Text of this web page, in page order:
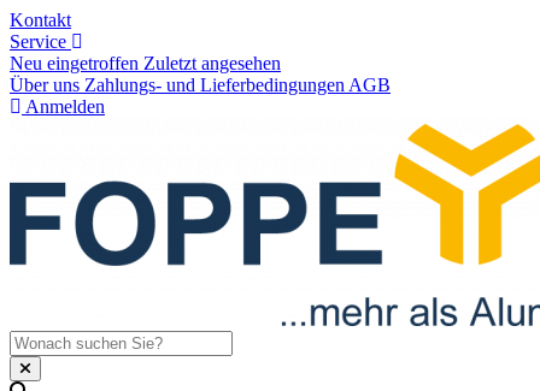
Kontakt
Service
Neu eingetroffen Zuletzt angesehen
Über uns Zahlungs- und Lieferbedingungen AGB
Anmelden